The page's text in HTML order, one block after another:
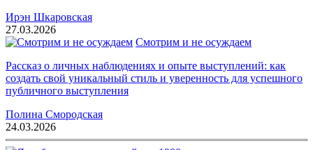
Ирэн Шкаровская
27.03.2026
Смотрим и не осуждаем
Рассказ о личных наблюдениях и опыте выступлений: как
создать свой уникальный стиль и уверенность для успешного
публичного выступления
Полина Смородская
24.03.2026